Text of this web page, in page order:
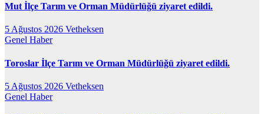
Mut İlçe Tarım ve Orman Müdürlüğü ziyaret edildi.
5 Ağustos 2026 Vetheksen
Genel Haber
Toroslar İlçe Tarım ve Orman Müdürlüğü ziyaret edildi.
5 Ağustos 2026 Vetheksen
Genel Haber